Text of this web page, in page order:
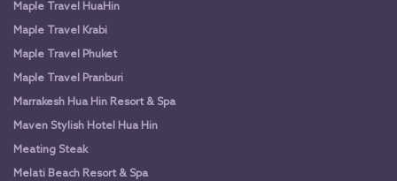
Maple Travel HuaHin
Maple Travel Krabi
Maple Travel Phuket
Maple Travel Pranburi
Marrakesh Hua Hin Resort & Spa
Maven Stylish Hotel Hua Hin
Meating Steak
Melati Beach Resort & Spa